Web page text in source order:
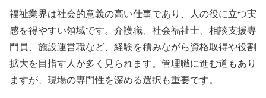
福祉業界は社会的意義の高い仕事であり、人の役に立つ実
感を得やすい領域です。介護職、社会福祉士、相談支援専
門員、施設運営職など、経験を積みながら資格取得や役割
拡大を目指す人が多く見られます。管理職に進む道もあり
ますが、現場の専門性を深める選択も重要です。